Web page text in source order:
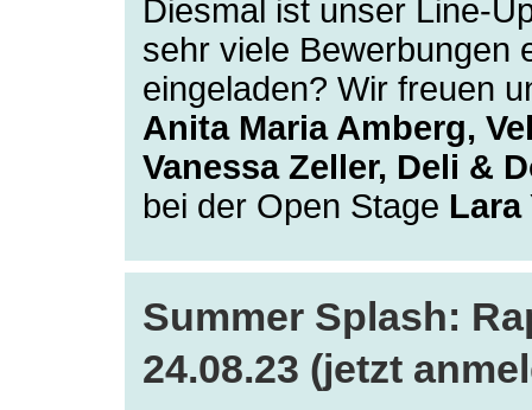
Diesmal ist unser Line-
sehr viele Bewerbungen
eingeladen? Wir freuen
Anita Maria Amberg,
Vanessa Zeller, Deli &
bei der Open Stage
Summer Splash:
24.08.23 (jetzt